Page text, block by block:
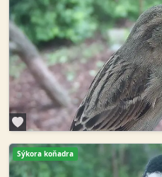
Sýkora koňadra